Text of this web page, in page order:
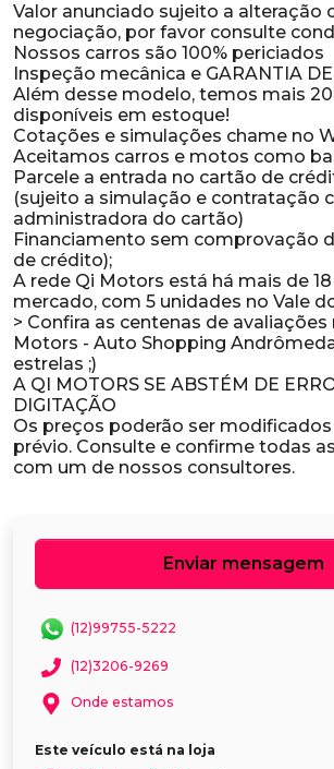
Valor anunciado sujeito a alteração
negociação, por favor consulte
Nossos carros são 100% periciados
Inspeção mecânica e GARANTIA DE
Além desse modelo, temos mais
disponíveis em estoque!
Cotações e simulações chame no
Aceitamos carros e motos como
Parcele a entrada no cartão de
(sujeito a simulação e contratação
administradora do cartão)
Financiamento sem comprovação
de crédito);
A rede Qi Motors está há mais de
mercado, com 5 unidades no Vale
> Confira as centenas de avaliações
Motors - Auto Shopping
estrelas ;)
A QI MOTORS SE ABSTÉM DE
DIGITAÇÃO
Os preços poderão ser
prévio. Consulte e confirme todas
Enviar mensagem
(12)99755-5222
(12)3206-9269
Onde estamos
Este veículo está na loja